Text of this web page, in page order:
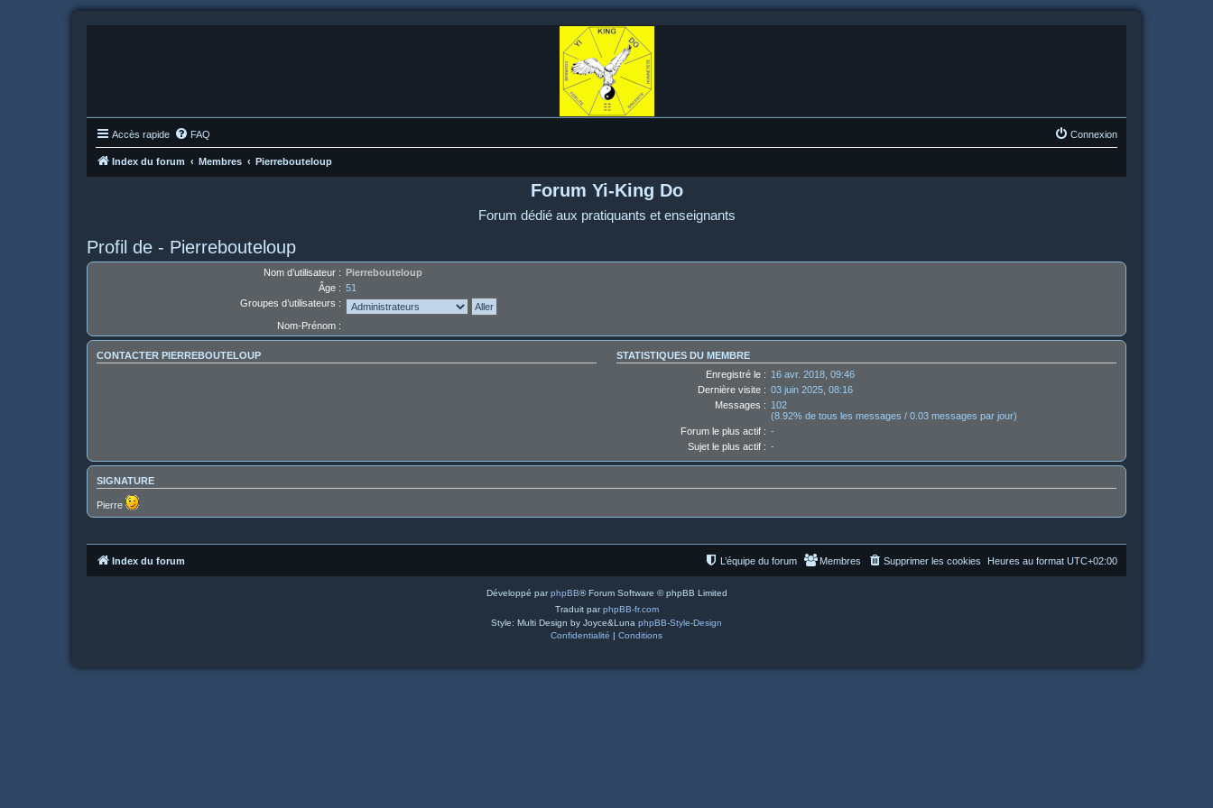
Accès rapide FAQ Connexion
Index du forum Membres Pierrebouteloup
Forum Yi-King Do
Forum dédié aux pratiquants et enseignants
Profil de - Pierrebouteloup
Nom d’utilisateur : Pierrebouteloup
Âge : 51
Groupes d’utilisateurs :
Nom-Prénom :
CONTACTER PIERREBOUTELOUP
STATISTIQUES DU MEMBRE
Enregistré le : 16 avr. 2018, 09:46
Dernière visite : 03 juin 2025, 08:16
Messages : 102
(8.92% de tous les messages / 0.03 messages par jour)
Forum le plus actif : -
Sujet le plus actif : -
SIGNATURE
Pierre
Index du forum Heures au format UTC+02:00
Supprimer les cookies
Membres
L’équipe du forum
Développé parphpBB® Forum Software © phpBB Limited
Traduit parphpBB-fr.com
Style: Multi Design by Joyce&Luna phpBB-Style-Design
Confidentialité | Conditions